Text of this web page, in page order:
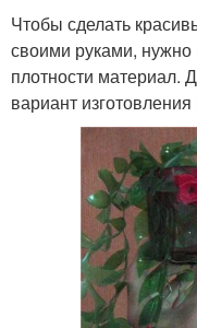
Чтобы сделать
своими руками,
плотности материал.
вариант изготовления